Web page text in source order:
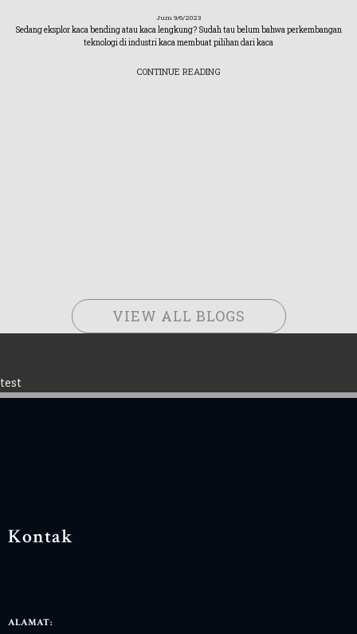
Jum 9/6/2023
Sedang eksplor kaca bending atau kaca lengkung? Sudah tau belum bahwa perkembangan
teknologi di industri kaca membuat pilihan dari kaca
CONTINUE READING
VIEW ALL BLOGS
test
Kontak
ALAMAT: